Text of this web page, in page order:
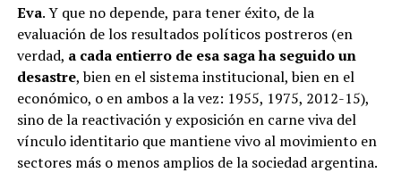
Eva. Y que no depende, para tener éxito, de la
evaluación de los resultados políticos postreros (en
verdad, a cada entierro de esa saga ha seguido un
desastre, bien en el sistema institucional, bien en el
económico, o en ambos a la vez: 1955, 1975, 2012-15),
sino de la reactivación y exposición en carne viva del
vínculo identitario que mantiene vivo al movimiento en
sectores más o menos amplios de la sociedad argentina.